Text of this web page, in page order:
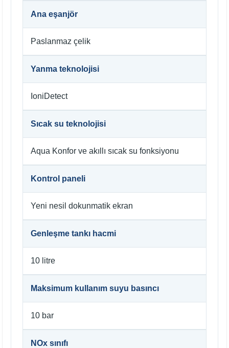
Ana eşanjör
Paslanmaz çelik
Yanma teknolojisi
IoniDetect
Sıcak su teknolojisi
Aqua Konfor ve akıllı sıcak su fonksiyonu
Kontrol paneli
Yeni nesil dokunmatik ekran
Genleşme tankı hacmi
10 litre
Maksimum kullanım suyu basıncı
10 bar
NOx sınıfı